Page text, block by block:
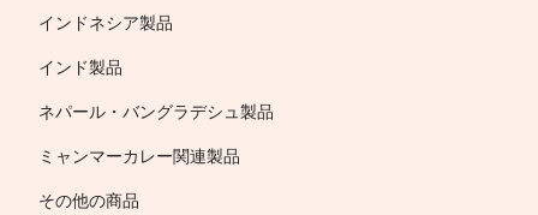
インドネシア製品
インド製品
ネパール・バングラデシュ製品
ミャンマーカレー関連製品
その他の商品